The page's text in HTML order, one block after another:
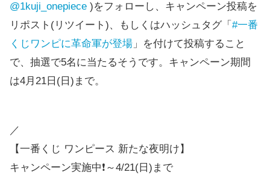
G賞 ロングタオル
全12
選択
可
@1kuji_onepiece )をフォローし、キャンペーン投稿を
リポスト(リツイート)、もしくはハッシュタグ「 #一番
くじワンピに革命軍が登場 」を付けて投稿すること
で、抽選で5名に当たるそうです。キャンペーン期間
は4月21日(日)まで。
／
【一番くじ ワンピース 新たな夜明け】
キャンペーン実施中❗～4/21(日)まで